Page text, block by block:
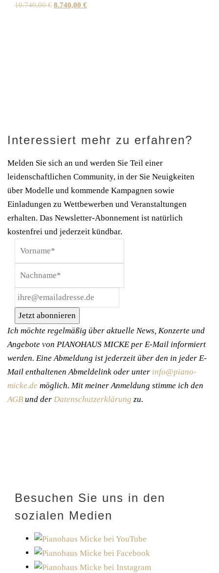
10.740,00€ Ursprünglicher
8.740,00 €Aktueller
Interessiert mehr zu erfahren?
Melden Sie sich an und werden Sie Teil einer
leidenschaftlichen Community, in der Sie Neuigkeiten
über Modelle und kommende Kampagnen sowie
Einladungen zu Wettbewerben und Veranstaltungen
erhalten. Das Newsletter-Abonnement ist natürlich
kostenfrei und jederzeit kündbar.
Jetzt abonnieren
Ich möchte regelmäßig über aktuelle News, Konzerte und
Angebote von PIANOHAUS MICKE per E-Mail informiert
werden. Eine Abmeldung ist jederzeit über den in jeder E-
Mail enthaltenen Abmeldelink oder unter info@piano-
micke.de möglich. Mit meiner Anmeldung stimme ich den
AGB und der Datenschutzerklärung zu.
Besuchen Sie uns in den
sozialen Medien